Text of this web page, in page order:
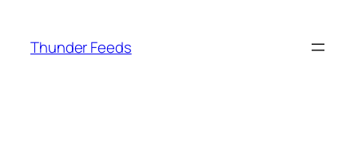
Thunder Feeds